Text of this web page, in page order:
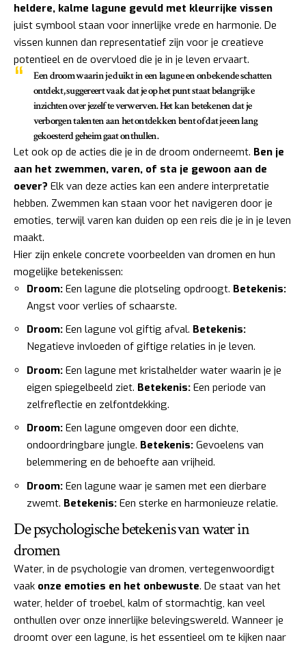
heldere, kalme lagune gevuld met kleurrijke vissen
juist symbool staan voor innerlijke vrede en harmonie. De
vissen kunnen dan representatief zijn voor je creatieve
potentieel en de overvloed die je in je leven ervaart.
Een droom waarin jeduikt in een lagune en onbekende schatten
ontdekt, suggereert vaak dat je op het punt staat belangrijke
inzichten over jezelf te verwerven. Het kan betekenen dat je
verborgen talenten aan het ontdekken bent of dat je een lang
gekoesterd geheim gaat onthullen.
Let ook op de acties die je in de droom onderneemt. Ben je
aan het zwemmen, varen, of sta je gewoon aan de
oever? Elk van deze acties kan een andere interpretatie
hebben. Zwemmen kan staan voor het navigeren door je
emoties, terwijl varen kan duiden op een reis die je in je leven
maakt.
Hier zijn enkele concrete voorbeelden van dromen en hun
mogelijke betekenissen:
Droom: Een lagune die plotseling opdroogt. Betekenis:
Angst voor verlies of schaarste.
Droom: Een lagune vol giftig afval. Betekenis:
Negatieve invloeden of giftige relaties in je leven.
Droom: Een lagune met kristalhelder water waarin je je
eigen spiegelbeeld ziet. Betekenis: Een periode van
zelfreflectie en zelfontdekking.
Droom: Een lagune omgeven door een dichte,
ondoordringbare jungle. Betekenis: Gevoelens van
belemmering en de behoefte aan vrijheid.
Droom: Een lagune waar je samen met een dierbare
zwemt. Betekenis: Een sterke en harmonieuze relatie.
De psychologische betekenis van water in
dromen
Water, in de psychologie van dromen, vertegenwoordigt
vaak onze emoties en het onbewuste. De staat van het
water, helder of troebel, kalm of stormachtig, kan veel
onthullen over onze innerlijke belevingswereld. Wanneer je
droomt over een lagune, is het essentieel om te kijken naar